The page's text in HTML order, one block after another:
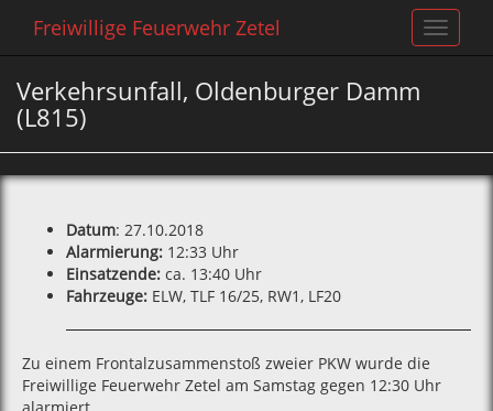
Toggle
Freiwillige Feuerwehr Zetel
Verkehrsunfall, Oldenburger Damm
(L815)
Datum: 27.10.2018
Alarmierung: 12:33 Uhr
Einsatzende: ca. 13:40 Uhr
Fahrzeuge: ELW, TLF 16/25, RW1, LF20
Zu einem Frontalzusammenstoß zweier PKW wurde die
Freiwillige Feuerwehr Zetel am Samstag gegen 12:30 Uhr